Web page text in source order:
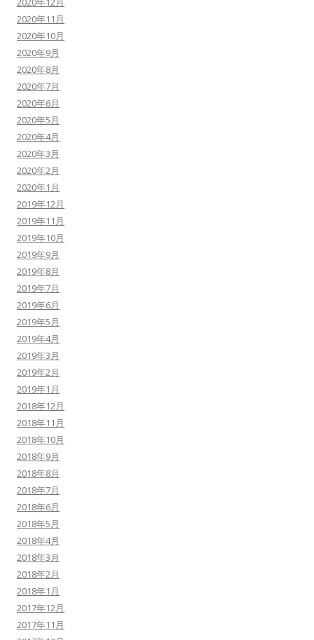
2020年11月
2020年10月
2020年9月
2020年8月
2020年7月
2020年6月
2020年5月
2020年4月
2020年3月
2020年2月
2020年1月
2019年12月
2019年11月
2019年10月
2019年9月
2019年8月
2019年7月
2019年6月
2019年5月
2019年4月
2019年3月
2019年2月
2019年1月
2018年12月
2018年11月
2018年10月
2018年9月
2018年8月
2018年7月
2018年6月
2018年5月
2018年4月
2018年3月
2018年2月
2018年1月
2017年12月
2017年11月